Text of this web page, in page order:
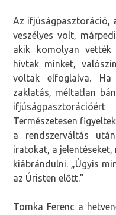
Az ifjúságpasztoráció,
veszélyes volt,
akik komolyan
hívtak minket,
voltak elfoglalva.
zaklatás, méltatlan
Természetesen
a rendszerváltás
iratokat, a jelentéseket,
kiábrándulni. „Úgyis
az Úristen előtt.”
Tomka Ferenc a